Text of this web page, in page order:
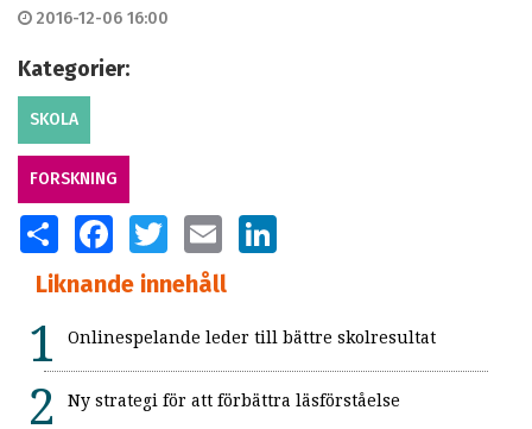
2016-12-06 16:00
Kategorier:
SKOLA
FORSKNING
SHARE FACEBOOKTWITTER EMAIL
Liknande innehåll
Onlinespelande leder till bättre skolresultat
Ny strategi för att förbättra läsförståelse